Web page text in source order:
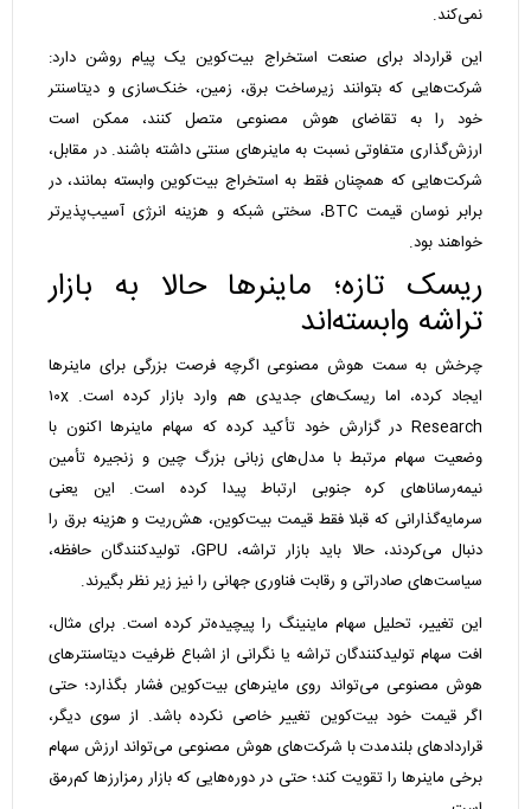
نمی‌کند.
این قرارداد برای صنعت استخراج بیت‌کوین یک پیام روشن دارد:
شرکت‌هایی که بتوانند زیرساخت برق، زمین، خنک‌سازی و دیتاسنتر
خود را به تقاضای هوش مصنوعی متصل کنند، ممکن است
ارزش‌گذاری متفاوتی نسبت به ماینرهای سنتی داشته باشند. در مقابل،
شرکت‌هایی که همچنان فقط به استخراج بیت‌کوین وابسته بمانند، در
برابر نوسان قیمت BTC، سختی شبکه و هزینه انرژی آسیب‌پذیرتر
خواهند بود.
ریسک تازه؛ ماینرها حالا به بازار
تراشه وابسته‌اند
چرخش به سمت هوش مصنوعی اگرچه فرصت بزرگی برای ماینرها
ایجاد کرده، اما ریسک‌های جدیدی هم وارد بازار کرده است. ۱۰x
Research در گزارش خود تأکید کرده که سهام ماینرها اکنون با
وضعیت سهام مرتبط با مدل‌های زبانی بزرگ چین و زنجیره تأمین
نیمه‌رساناهای کره جنوبی ارتباط پیدا کرده است. این یعنی
سرمایه‌گذارانی که قبلا فقط قیمت بیت‌کوین، هش‌ریت و هزینه برق را
دنبال می‌کردند، حالا باید بازار تراشه، GPU، تولیدکنندگان حافظه،
سیاست‌های صادراتی و رقابت فناوری جهانی را نیز زیر نظر بگیرند.
این تغییر، تحلیل سهام ماینینگ را پیچیده‌تر کرده است. برای مثال،
افت سهام تولیدکنندگان تراشه یا نگرانی از اشباع ظرفیت دیتاسنترهای
هوش مصنوعی می‌تواند روی ماینرهای بیت‌کوین فشار بگذارد؛ حتی
اگر قیمت خود بیت‌کوین تغییر خاصی نکرده باشد. از سوی دیگر،
قراردادهای بلندمدت با شرکت‌های هوش مصنوعی می‌تواند ارزش سهام
برخی ماینرها را تقویت کند؛ حتی در دوره‌هایی که بازار رمزارزها کم‌رمق